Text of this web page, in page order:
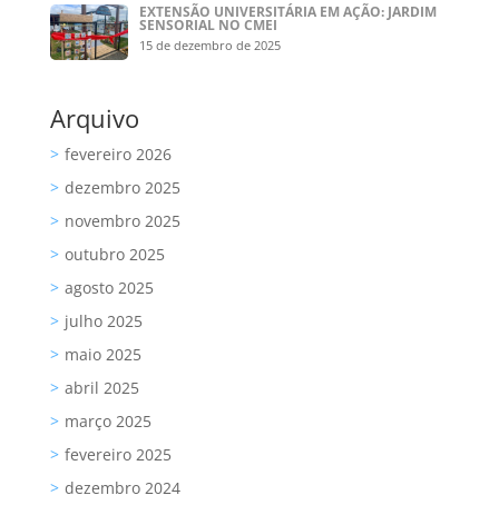
EXTENSÃO UNIVERSITÁRIA EM AÇÃO: JARDIM
SENSORIAL NO CMEI
15 de dezembro de 2025
Arquivo
fevereiro 2026
dezembro 2025
novembro 2025
outubro 2025
agosto 2025
julho 2025
maio 2025
abril 2025
março 2025
fevereiro 2025
dezembro 2024